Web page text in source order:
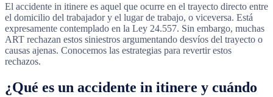
El accidente in itinere es aquel que ocurre en el trayecto directo entre
el domicilio del trabajador y el lugar de trabajo, o viceversa. Está
expresamente contemplado en la Ley 24.557. Sin embargo, muchas
ART rechazan estos siniestros argumentando desvíos del trayecto o
causas ajenas. Conocemos las estrategias para revertir estos
rechazos.
¿Qué es un accidente in itinere y cuándo